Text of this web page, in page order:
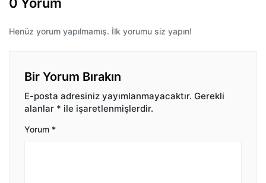
Henüz yorum yapılmamış. İlk yorumu siz yapın!
Bir Yorum Bırakın
E-posta adresiniz yayımlanmayacaktır. Gerekli
alanlar * ile işaretlenmişlerdir.
Yorum *